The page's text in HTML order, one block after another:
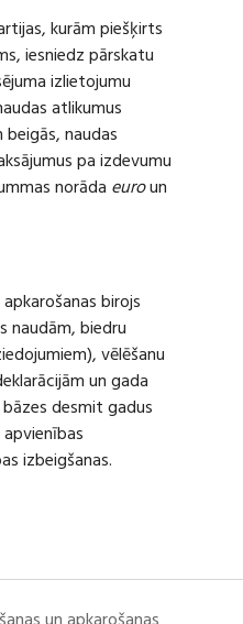
kurām piešķirts
iesniedz pārskatu
izlietojumu
atlikumus
naudas
pa izdevumu
norāda euroun
birojs
naudām, biedru
vēlēšanu
un gada
desmit gadus
izbeigšanas.